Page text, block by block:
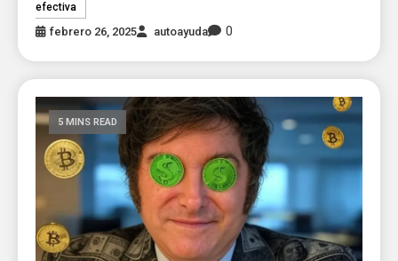
efectiva
febrero 26, 2025 autoayuda 0
5 MINS READ